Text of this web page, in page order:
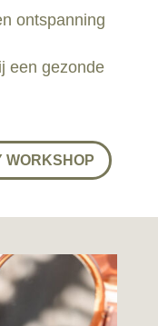
ontspanning
een gezonde
WORKSHOP